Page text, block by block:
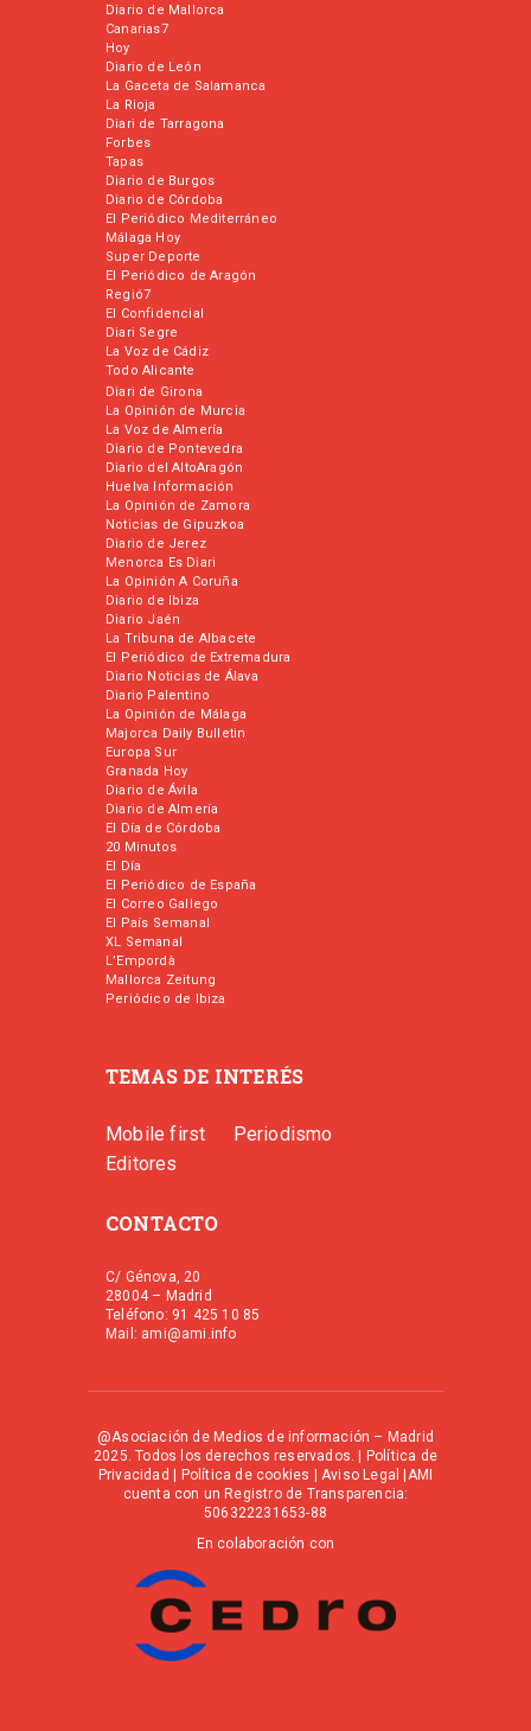
Diario de Mallorca
Canarias7
Hoy
Diario de León
La Gaceta de Salamanca
La Rioja
Diari de Tarragona
Forbes
Tapas
Diario de Burgos
Diario de Córdoba
El Periódico Mediterráneo
Málaga Hoy
Super Deporte
El Periódico de Aragón
Regió7
El Confidencial
Diari Segre
La Voz de Cádiz
Todo Alicante
Diari de Girona
La Opinión de Murcia
La Voz de Almería
Diario de Pontevedra
Diario del AltoAragón
Huelva Información
La Opinión de Zamora
Noticias de Gipuzkoa
Diario de Jerez
Menorca Es Diari
La Opinión A Coruña
Diario de Ibiza
Diario Jaén
La Tribuna de Albacete
El Periódico de Extremadura
Diario Noticias de Álava
Diario Palentino
La Opinión de Málaga
Majorca Daily Bulletin
Europa Sur
Granada Hoy
Diario de Ávila
Diario de Almería
El Día de Córdoba
20 Minutos
El Día
El Periódico de España
El Correo Gallego
El País Semanal
XL Semanal
L’Empordà
Mallorca Zeitung
Periódico de Ibiza
TEMAS DE INTERÉS
Mobile first
Periodismo
Editores
CONTACTO
C/ Génova, 20
28004 – Madrid
Teléfono: 91 425 10 85
Mail: ami@ami.info
@Asociación de Medios de información – Madrid
2025. Todos los derechos reservados. | Política de
Privacidad | Política de cookies | Aviso Legal |AMI
cuenta con un Registro de Transparencia:
506322231653-88
En colaboración con